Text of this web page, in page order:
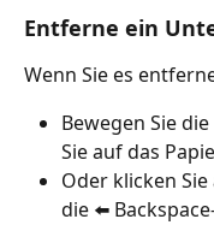
Entferne ein
Wenn Sie es
Bewegen Sie
Sie auf das
Oder klicken
die ⬅️